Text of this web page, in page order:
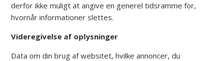
derfor ikke muligt at angive en generel tidsramme for,
hvornår informationer slettes.
Videregivelse af oplysninger
Data om din brug af websitet, hvilke annoncer, du